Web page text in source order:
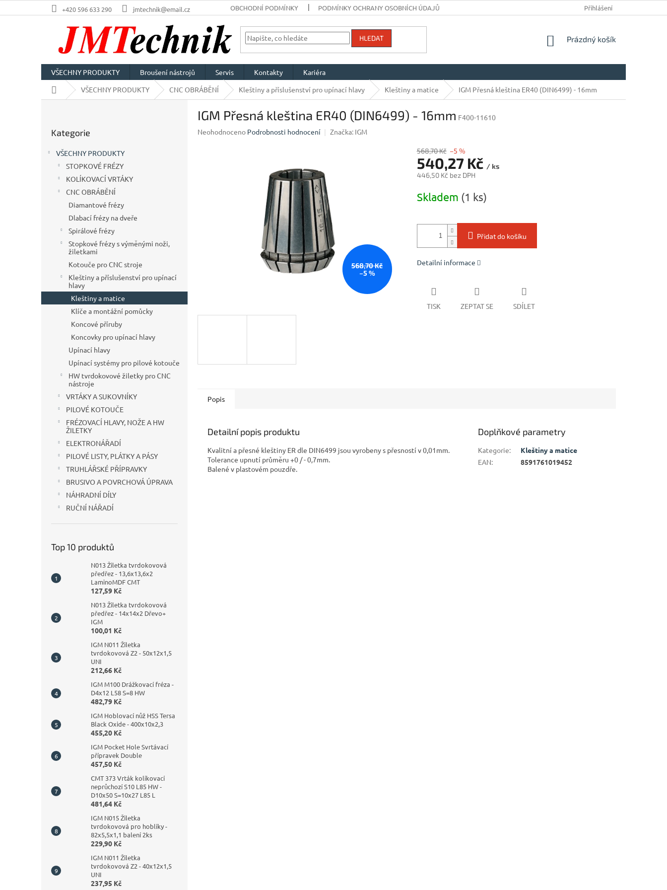
na
+420 596 633 290 jmtechnik@email.cz OBCHODNÍ PODMÍNKY PODMÍNKY OCHRANY OSOBNÍCH ÚDAJŮ Přihlášení
HLEDAT
NÁKUPNÍ
Prázdný košík
VŠECHNY PRODUKTY Broušení nástrojů Servis Kontakty
Kariéra
Domů VŠECHNY PRODUKTY CNC OBRÁBĚNÍ Kleštiny a příslušenství pro upínací hlavy Kleštiny a matice IGM Přesná kleština ER40 (DIN6499) - 16mm
kategorie
Kategorie
VŠECHNY PRODUKTY
STOPKOVÉ FRÉZY
KOLÍKOVACÍ VRTÁKY
CNC OBRÁBĚNÍ
Diamantové frézy
Dlabací frézy na dveře
Spirálové frézy
Stopkové frézy s výměnými noži,
žiletkami
Kotouče pro CNC stroje
Kleštiny a příslušenství pro upínací
hlavy
Kleštiny a matice
Klíče a montážní pomůcky
Koncové příruby
Koncovky pro upínací hlavy
Upínací hlavy
Upínací systémy pro pilové kotouče
HW tvrdokovové žiletky pro CNC
nástroje
VRTÁKY A SUKOVNÍKY
PILOVÉ KOTOUČE
FRÉZOVACÍ HLAVY, NOŽE A HW
ŽILETKY
ELEKTRONÁŘADÍ
PILOVÉ LISTY, PLÁTKY A PÁSY
TRUHLÁŘSKÉ PŘÍPRAVKY
BRUSIVO A POVRCHOVÁ ÚPRAVA
NÁHRADNÍ DÍLY
RUČNÍ NÁŘADÍ
Top 10 produktů
N013 Žiletka tvrdokovová
předřez - 13,6x13,6x2
LaminoMDF CMT
127,59 Kč
N013 Žiletka tvrdokovová
předřez - 14x14x2 Dřevo+
IGM
100,01 Kč
IGM N011 Žiletka
tvrdokovová Z2 - 50x12x1,5
UNI
212,66 Kč
IGM M100 Drážkovací fréza -
D4x12 L58 S=8 HW
482,79 Kč
IGM Hoblovací nůž HSS Tersa
Black Oxide - 400x10x2,3
455,20 Kč
IGM Pocket Hole Svrtávací
přípravek Double
457,50 Kč
CMT 373 Vrták kolíkovací
neprůchozí S10 L85 HW -
D10x50 S=10x27 L85 L
481,64 Kč
IGM N015 Žiletka
tvrdokovová pro hoblíky -
82x5,5x1,1 balení 2ks
229,90 Kč
IGM N011 Žiletka
tvrdokovová Z2 - 40x12x1,5
UNI
237,95 Kč
IGM Přesná kleština ER40 (DIN6499) - 16mm F400-11610
Průměrné
Neohodnoceno Podrobnosti hodnocení Značka: IGM
568,70 Kč
–5 %
568,70 Kč –5 %
540,27 Kč / ks
446,50 Kč bez DPH
cena:
Skladem (1 ks)
Přidat do košíku
Detailní informace
TISK ZEPTAT SE SDÍLET
Popis
Detailní popis produktu
Kvalitní a přesné kleštiny ER dle DIN6499 jsou vyrobeny s přesností v 0,01mm.
Tolerance upnutí průměru +0 / - 0,7mm.
Balené v plastovém pouzdře.
Doplňkové parametry
Kategorie:
Kleštiny a matice
EAN: 8591761019452